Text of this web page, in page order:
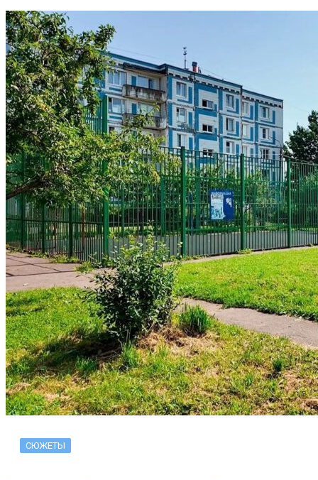
СЮЖЕТЫ